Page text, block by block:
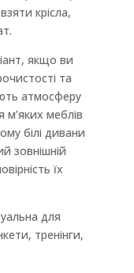
крісла,
якщо ви
та
атмосферу
м’яких меблів
білі дивани
зовнішній
їх
для
тренінги,